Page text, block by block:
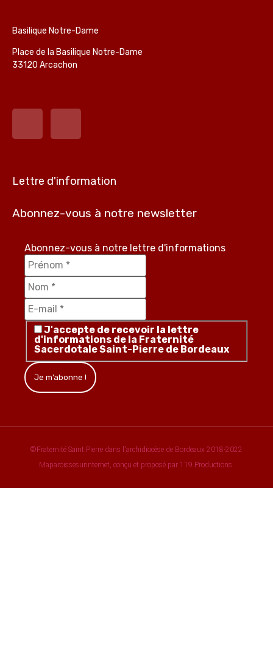
Basilique Notre-Dame
Place de la Basilique Notre-Dame
33120 Arcachon
Lettre d'information
Abonnez-vous à notre newsletter
Abonnez-vous à notre lettre d'informations
J'accepte de recevoir la lettre
d'informations de la Fraternité
Sacerdotale Saint-Pierre de Bordeaux
©Fraternité Saint Pierre dans l'archidiocèse de Bordeaux 2018-2022
Maparoissesurinternet, conçu et proposé par 119 Productions.